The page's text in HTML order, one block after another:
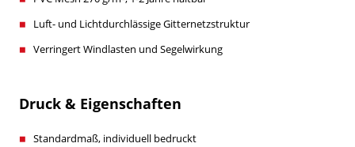
Luft- und Lichtdurchlässige Gitternetzstruktur
Verringert Windlasten und Segelwirkung
Druck & Eigenschaften
Standardmaß, individuell bedruckt